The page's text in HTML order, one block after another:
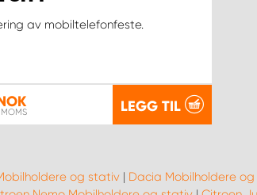
av mobiltelefonfeste.
MOMS LEGG TIL
og stativ | Dacia Mobilholdere